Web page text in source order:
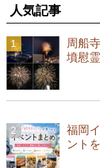
人気記事
周船
墳慰
福岡
ント